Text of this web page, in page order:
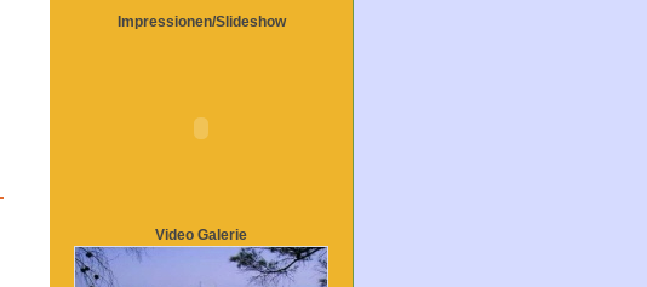
Impressionen/Slideshow
Video Galerie